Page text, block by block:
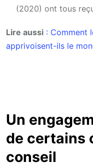
(2020) ont tous
Lire aussi : Comment
apprivoisent-ils le
Un
de certains
conseil